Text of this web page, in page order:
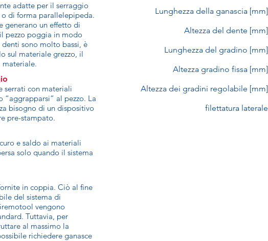
adatte per il serraggio
di forma parallelepipeda.
generano un effetto di
pezzo poggia in modo
sono molto bassi, è
sul materiale grezzo, il
materiale.
serrati con materiali
“aggrapparsi” al pezzo. La
bisogno di un dispositivo
pre-stampato.
e saldo ai materiali
solo quando il sistema
in coppia. Ciò al fine
del sistema di
vengono
Tuttavia, per
al massimo la
richiedere ganasce
Lunghezza della ganascia [mm]
Altezza del dente [mm]
Lunghezza del gradino [mm]
Altezza gradino fissa [mm]
Altezza dei gradini regolabile [mm]
filettatura laterale